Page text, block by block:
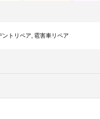
ントリペア, 雹害車リペア